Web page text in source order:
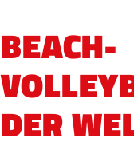
BEACH-
DER